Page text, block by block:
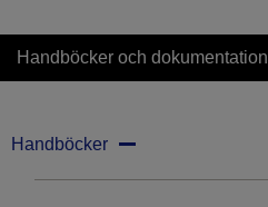
Handböcker och dokumentation
Handböcker